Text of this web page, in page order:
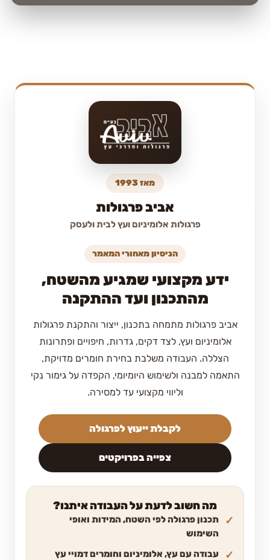
מאז 1993
אביב פרגולות
פרגולות אלומיניום ועץ לבית ולעסק
הניסיון מאחורי המאמר
ידע מקצועי שמגיע מהשטח,
מהתכנון ועד ההתקנה
אביב פרגולות מתמחה בתכנון, ייצור והתקנת פרגולות
אלומיניום ועץ, לצד דקים, גדרות, חיפויים ופתרונות
הצללה. העבודה משלבת בחירת חומרים מדויקת,
התאמה למבנה ולשימוש היומיומי, הקפדה על גימור נקי
וליווי מקצועי עד למסירה.
לקבלת ייעוץ לפרגולה
צפייה בפרויקטים
מה חשוב לדעת על העבודה איתנו?
תכנון פרגולה לפי השטח, המידות ואופי
השימוש
עבודה עם עץ, אלומיניום וחומרים דמויי עץ